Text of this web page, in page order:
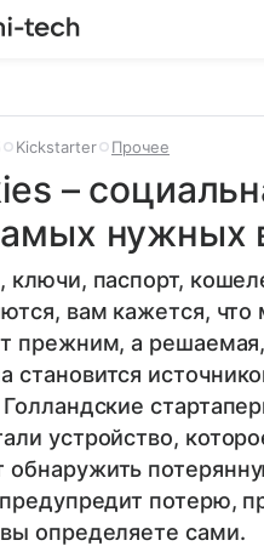
Kickstarter Прочее
–
нужных
ключи, паспорт,
вам кажется, что
прежним, а
становится
устройство,
обнаружить
потерю,
определяете сами.